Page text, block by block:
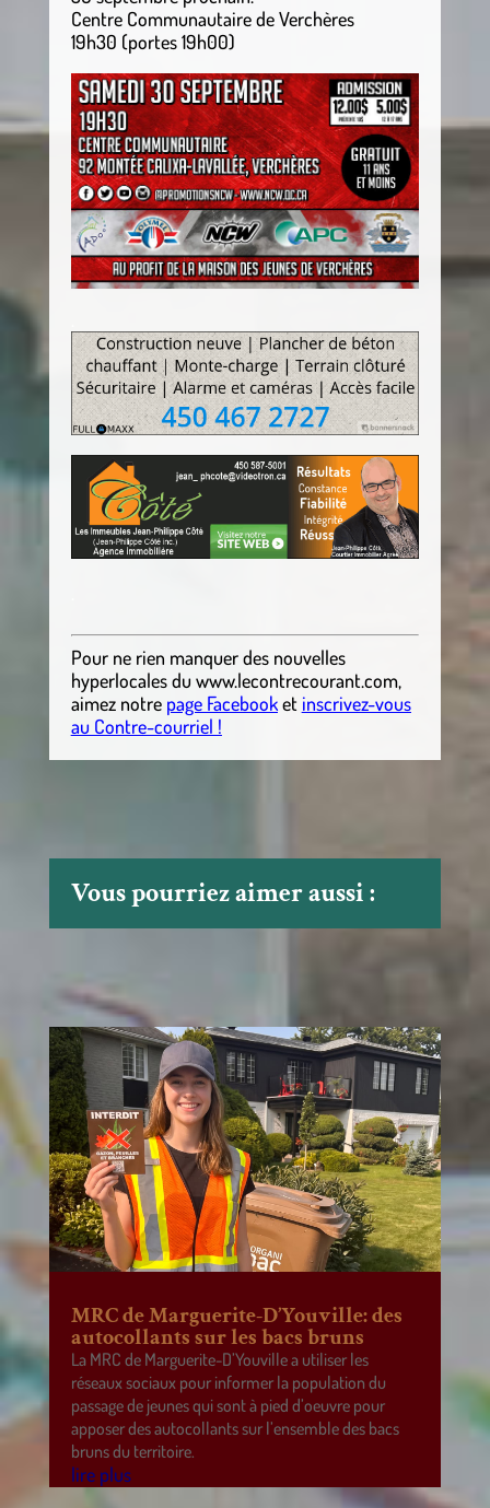
Centre Communautaire de Verchères
19h30 (portes 19h00)
Pour ne rien manquer des nouvelles
hyperlocalesdu www.lecontrecourant.com,
aimez notre page Facebooket inscrivez-vous
au Contre-courriel !
Vous pourriez aimer aussi :
MRC de Marguerite-D’Youville: des
autocollants sur les bacs bruns
La MRC de Marguerite-D’Youville a utiliser les
réseaux sociaux pour informer la population du
passage de jeunes qui sont à pied d’oeuvre pour
apposer des autocollants sur l’ensemble des bacs
bruns du territoire.
lire plus